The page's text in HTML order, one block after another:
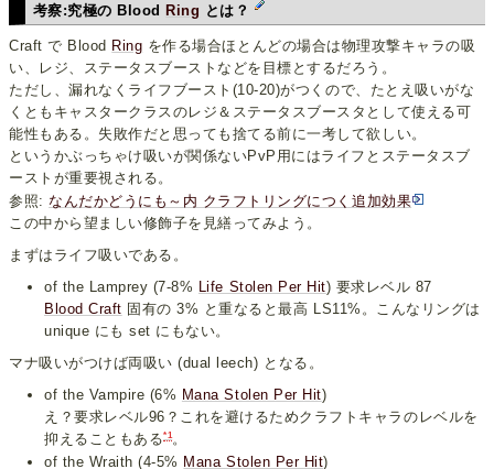
考察:究極の Blood Ring とは？
Craft で Blood Ring を作る場合ほとんどの場合は物理攻撃キャラの吸
い、レジ、ステータスブーストなどを目標とするだろう。
ただし、漏れなくライフブースト(10-20)がつくので、たとえ吸いがな
くともキャスタークラスのレジ＆ステータスブースタとして使える可
能性もある。失敗作だと思っても捨てる前に一考して欲しい。
というかぶっちゃけ吸いが関係ないPvP用にはライフとステータスブ
ーストが重要視される。
参照:なんだかどうにも～内 クラフトリングにつく追加効果
この中から望ましい修飾子を見繕ってみよう。
まずはライフ吸いである。
of the Lamprey (7-8% Life Stolen Per Hit) 要求レベル 87
Blood Craft 固有の 3% と重なると最高 LS11%。こんなリングは
unique にも set にもない。
マナ吸いがつけば両吸い (dual leech) となる。
of the Vampire (6% Mana Stolen Per Hit)
え？要求レベル96？これを避けるためクラフトキャラのレベルを
抑えることもある*1。
of the Wraith (4-5% Mana Stolen Per Hit)